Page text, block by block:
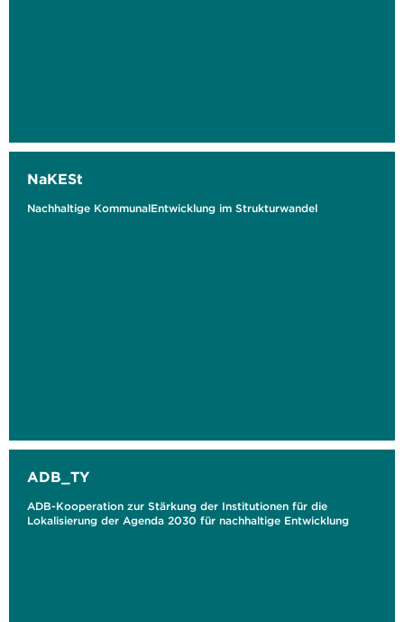
NaKESt
Nachhaltige KommunalEntwicklung im Strukturwandel
ADB_TY
ADB-Kooperation zur Stärkung der Institutionen für die
Lokalisierung der Agenda 2030 für nachhaltige Entwicklung